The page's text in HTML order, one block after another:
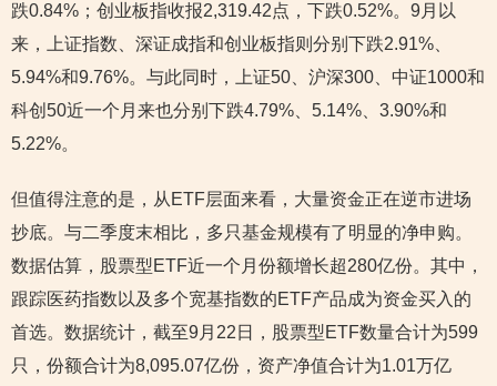
跌0.84%；创业板指收报2,319.42点，下跌0.52%。9月以
来，上证指数、深证成指和创业板指则分别下跌2.91%、
5.94%和9.76%。与此同时，上证50、沪深300、中证1000和
科创50近一个月来也分别下跌4.79%、5.14%、3.90%和
5.22%。
但值得注意的是，从ETF层面来看，大量资金正在逆市进场
抄底。与二季度末相比，多只基金规模有了明显的净申购。
数据估算，股票型ETF近一个月份额增长超280亿份。其中，
跟踪医药指数以及多个宽基指数的ETF产品成为资金买入的
首选。数据统计，截至9月22日，股票型ETF数量合计为599
只，份额合计为8,095.07亿份，资产净值合计为1.01万亿